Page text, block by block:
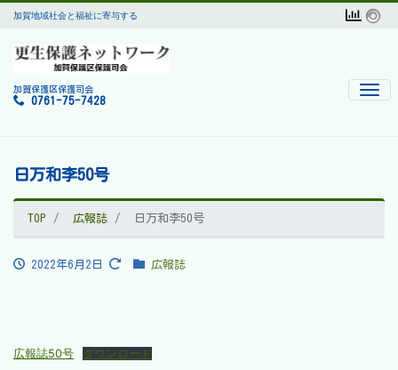
加賀地域社会と福祉に寄与する
加賀保護区保護司会
0761-75-7428
日万和李50号
TOP 広報誌 日万和李50号
2022年6月2日 広報誌
広報誌50号 ダウンロード